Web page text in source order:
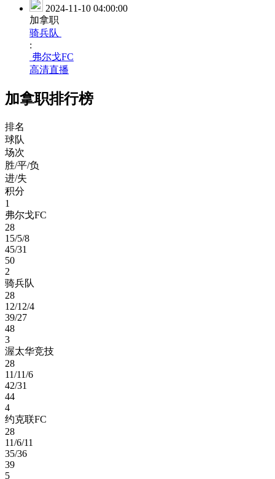
2024-11-10 04:00:00
加拿职
骑兵队
:
弗尔戈FC
高清直播
加拿职排行榜
排名
球队
场次
胜/平/负
进/失
积分
1
弗尔戈FC
28
15/5/8
45/31
50
2
骑兵队
28
12/12/4
39/27
48
3
渥太华竞技
28
11/11/6
42/31
44
4
约克联FC
28
11/6/11
35/36
39
5